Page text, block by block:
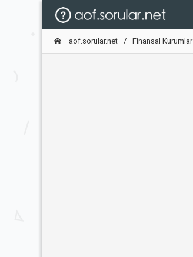
aof.sorular.net Finansal Kurumlar